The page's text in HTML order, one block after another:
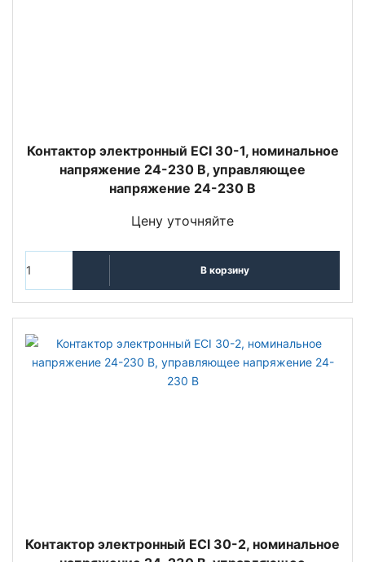
Контактор электронный ECI 30-1, номинальное
напряжение 24-230 В, управляющее
напряжение 24-230 В
Цену уточняйте
В корзину
Контактор электронный ECI 30-2, номинальное